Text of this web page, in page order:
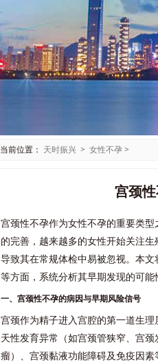
当前位置： 天时振兴 > 女性不孕 >
宫颈
宫颈性不孕作为女性不孕的重要类
的完善，越来越多的女性开始关注
导致其在常规体检中易被忽视。本
等方面，系统分析其早期发现的可能
一、宫颈性不孕的病因与早期风险信号
宫颈作为精子进入宫腔的第一道生
天性发育异常（如宫颈管狭窄、宫
瘤）、宫颈黏液功能障碍及免疫因